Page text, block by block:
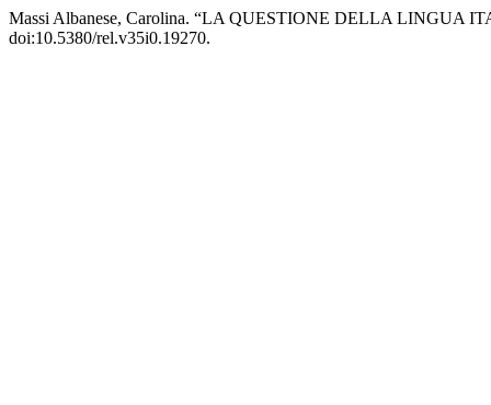
Massi Albanese, Carolina. “LA QUESTIONE DELLA LINGUA
doi:10.5380/rel.v35i0.19270.